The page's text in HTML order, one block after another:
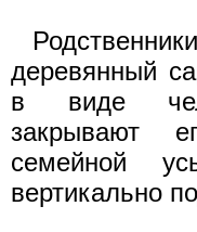
деревянный
в виде
закрывают
семейной
вертикально